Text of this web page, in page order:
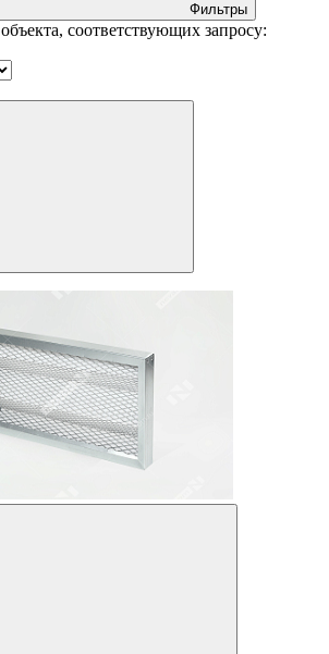
Фильтры
объекта, соответствующих запросу: